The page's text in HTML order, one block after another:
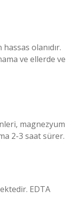
olanıdır.
ve ellerde ve
magnezyum
2-3 saat sürer.
EDTA